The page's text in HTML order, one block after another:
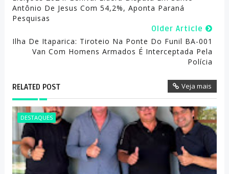
Antônio De Jesus Com 54,2%, Aponta Paraná
Pesquisas
Older Article
Ilha De Itaparica: Tiroteio Na Ponte Do Funil BA-001
Van Com Homens Armados É Interceptada Pela
Polícia
RELATED POST Veja mais
DESTAQUES